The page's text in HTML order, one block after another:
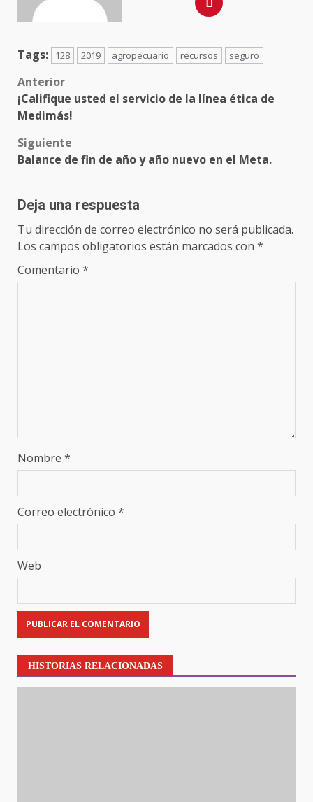
Tags: 128 2019 agropecuario recursos seguro
Anterior
¡Califique usted el servicio de la línea ética de
Medimás!
Siguiente
Balance de fin de año y año nuevo en el Meta.
Deja una respuesta
Tu dirección de correo electrónico no será publicada.
Los campos obligatorios están marcados con *
Comentario *
Nombre *
Correo electrónico *
Web
HISTORIAS RELACIONADAS